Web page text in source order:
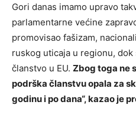
Gori danas imamo upravo
parlamentarne većine
promovisao fašizam,
ruskog uticaja u regionu,
članstvo u EU. Zbog toga ne
podrška članstvu opala za
godinu i po dana“, kazao je